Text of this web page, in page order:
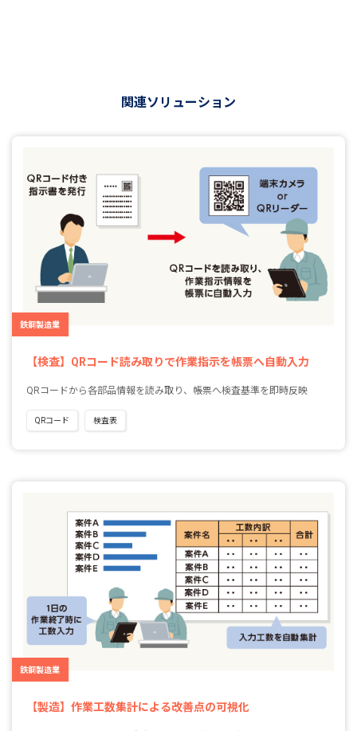
関連ソリューション
鉄鋼製造業
【検査】QRコード読み取りで作業指示を帳票へ自動入力
QRコードから各部品情報を読み取り、帳票へ検査基準を即時反映
QRコード 検査表
鉄鋼製造業
【製造】作業工数集計による改善点の可視化